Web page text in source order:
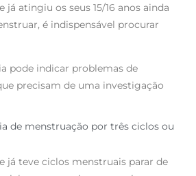
já atingiu os seus 15/16 anos ainda
é indispensável procurar
pode indicar problemas de
precisam de uma investigação
de menstruação por três ciclos ou
já teve ciclos menstruais parar de